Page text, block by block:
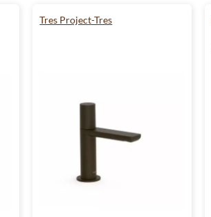
Tres Project-Tres